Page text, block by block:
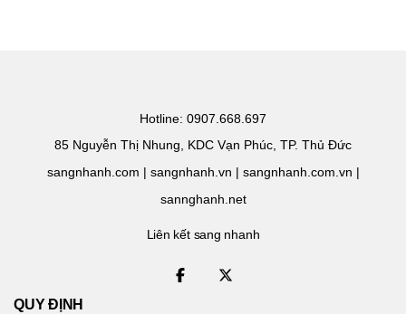
Hotline: 0907.668.697
85 Nguyễn Thị Nhung, KDC Vạn Phúc, TP. Thủ Đức
sangnhanh.com | sangnhanh.vn | sangnhanh.com.vn |
sannghanh.net
Liên kết sang nhanh
QUY ĐỊNH